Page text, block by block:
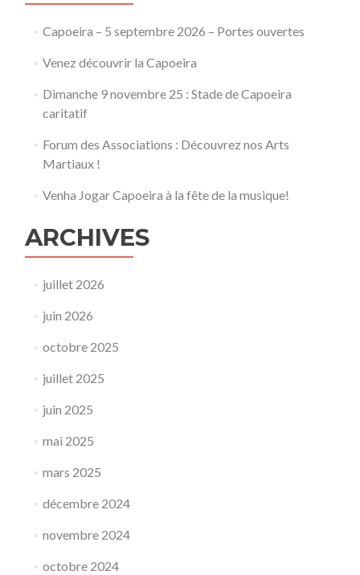
Capoeira – 5 septembre 2026 – Portes ouvertes
Venez découvrir la Capoeira
Dimanche 9 novembre 25 : Stade de Capoeira
caritatif
Forum des Associations : Découvrez nos Arts
Martiaux !
Venha Jogar Capoeira à la fête de la musique!
ARCHIVES
juillet 2026
juin 2026
octobre 2025
juillet 2025
juin 2025
mai 2025
mars 2025
décembre 2024
novembre 2024
octobre 2024